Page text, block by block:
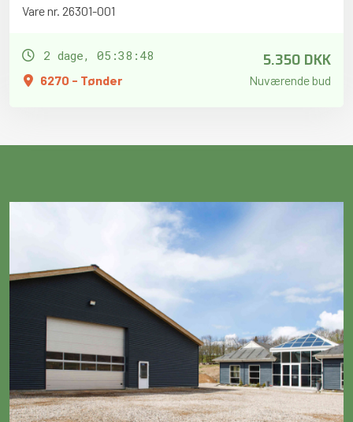
Vare nr. 26301-001
2 dage, 05:38:47
6270 - Tønder
5.350 DKK
Nuværende bud